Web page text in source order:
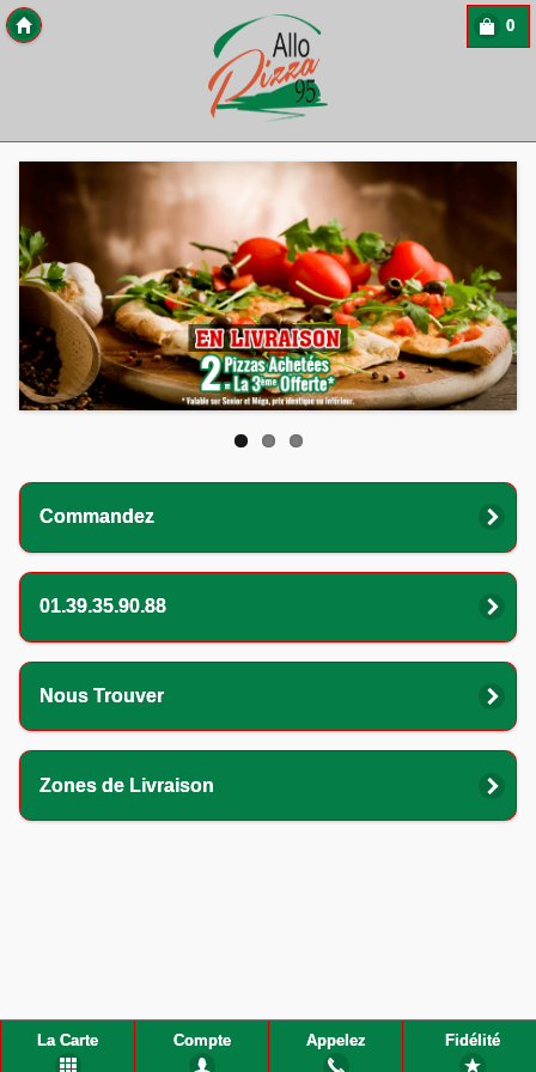
0
Commandez
01.39.35.90.88
Nous Trouver
Zones de Livraison
La Carte Compte Appelez Fidélité
Copyright 2013 Des-Click Com